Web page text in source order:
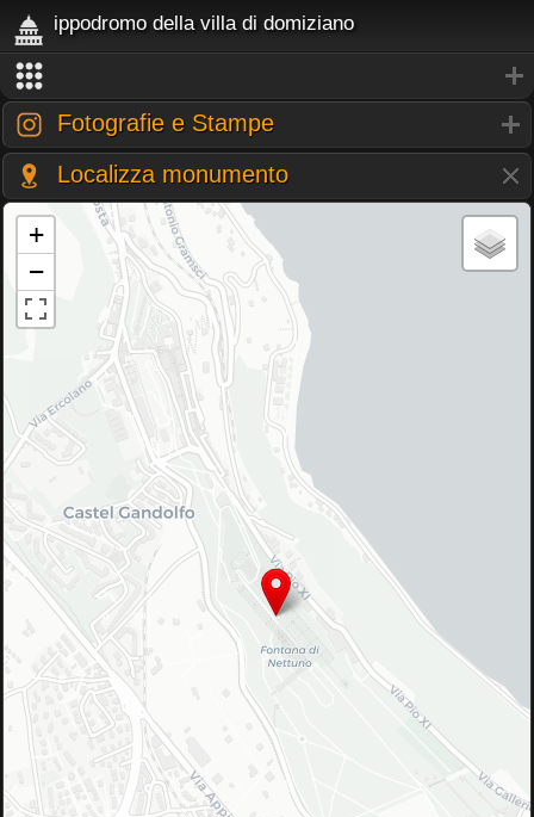
ippodromo della villa di domiziano
Fotografie e Stampe
Localizza monumento
+
−